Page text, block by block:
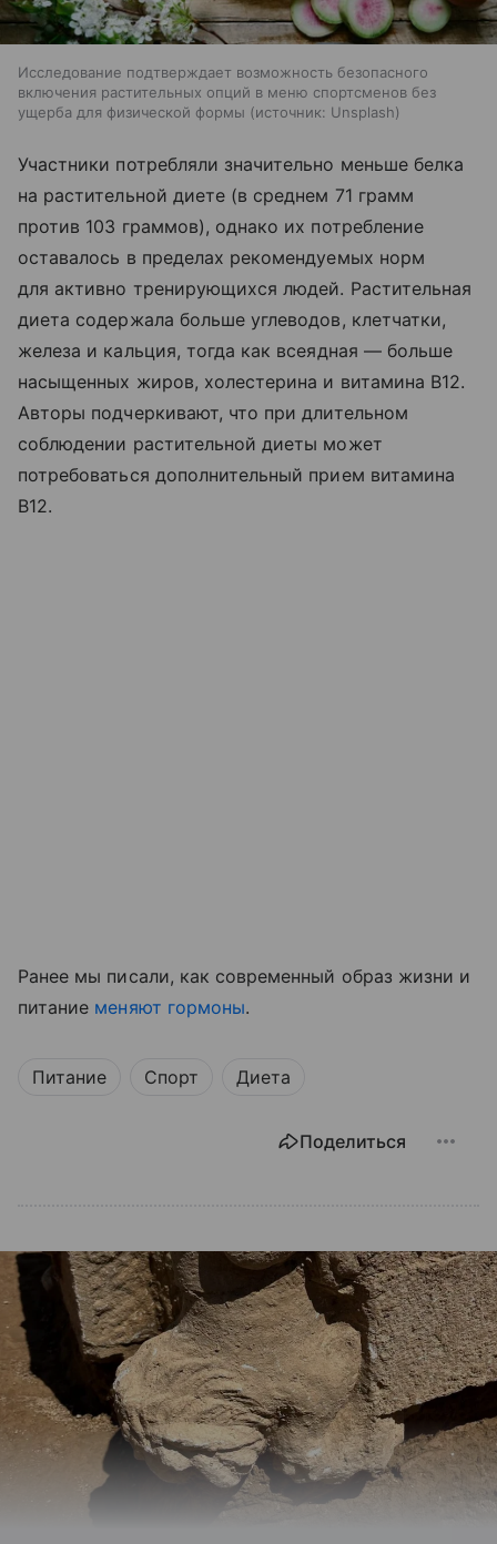
Исследование подтверждает возможность безопасного
включения растительных опций в меню спортсменов без
ущерба для физической формы
источник: Unsplash
Участники потребляли значительно меньше белка
на растительной диете (в среднем 71 грамм
против 103 граммов), однако их потребление
оставалось в пределах рекомендуемых норм
для активно тренирующихся людей. Растительная
диета содержала больше углеводов, клетчатки,
железа и кальция, тогда как всеядная — больше
насыщенных жиров, холестерина и витамина B12.
Авторы подчеркивают, что при длительном
соблюдении растительной диеты может
потребоваться дополнительный прием витамина
B12.
Ранее мы писали, как современный образ жизни и
питание меняют гормоны.
Питание Спорт Диета
Поделиться